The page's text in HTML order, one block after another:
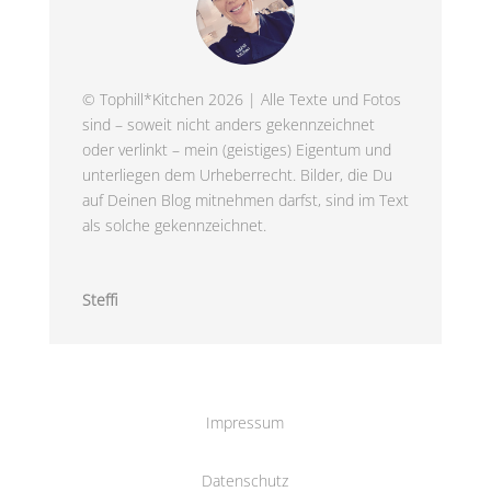
© Tophill*Kitchen 2026 | Alle Texte und Fotos
sind – soweit nicht anders gekennzeichnet
oder verlinkt – mein (geistiges) Eigentum und
unterliegen dem Urheberrecht. Bilder, die Du
auf Deinen Blog mitnehmen darfst, sind im Text
als solche gekennzeichnet.
Steffi
Impressum
Datenschutz